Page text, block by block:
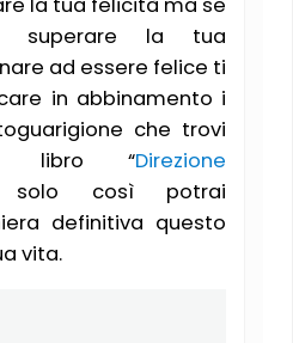
la tua felicità ma se
superare la tua
ad essere felice ti
in abbinamento i
che trovi
libro “Direzione
così potrai
definitiva questo
vita.